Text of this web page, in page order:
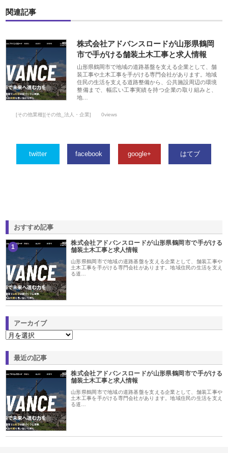
関連記事
株式会社アドバンスロードが山形県鶴岡
市で手がける舗装土木工事と求人情報
山形県鶴岡市で地域の道路基盤を支える企業として、舗
装工事や土木工事を手がける専門会社があります。地域
住民の生活を支える道路整備から、公共施設周辺の環境
整備まで、幅広い工事実績を持つ企業の取り組みと、
地…
[その他業種][その他_法人・企業] 0views
twitter facebook google+ はてブ
おすすめ記事
1
株式会社アドバンスロードが山形県鶴岡市で手がける
舗装土木工事と求人情報
山形県鶴岡市で地域の道路基盤を支える企業として、舗装工事や
土木工事を手がける専門会社があります。地域住民の生活を支え
る道…
アーカイブ
最近の記事
株式会社アドバンスロードが山形県鶴岡市で手がける
舗装土木工事と求人情報
山形県鶴岡市で地域の道路基盤を支える企業として、舗装工事や
土木工事を手がける専門会社があります。地域住民の生活を支え
る道…